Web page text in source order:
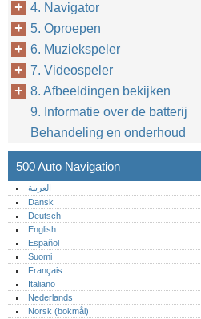
4. Navigator
5. Oproepen
6. Muziekspeler
7. Videospeler
8. Afbeeldingen bekijken
9. Informatie over de batterij
Behandeling en onderhoud
500 Auto Navigation
العربية
Dansk
Deutsch
English
Español
Suomi
Français
Italiano
Nederlands
Norsk (bokmål)‎